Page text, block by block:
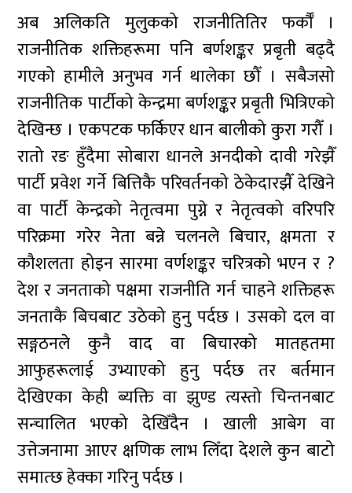
अब अलिकति मुलुकको राजनीतितिर फर्कौँ ।
राजनीतिक शक्तिहरूमा पनि बर्णशङ्कर प्रबृती बढ्दै
गएको हामीले अनुभव गर्न थालेका छौँ । सबैजसो
राजनीतिक पार्टीको केन्द्रमा बर्णशङ्कर प्रबृती भित्रिएको
देखिन्छ । एकपटक फर्किएर धान बालीको कुरा गरौँ ।
रातो रङ हुँदैमा सोबारा धानले अनदीको दावी गरेझैँ
पार्टी प्रवेश गर्ने बित्तिकै परिवर्तनको ठेकेदारझैँ देखिने
वा पार्टी केन्द्रको नेतृत्वमा पुग्ने र नेतृत्वको वरिपरि
परिक्रमा गरेर नेता बन्ने चलनले बिचार, क्षमता र
कौशलता होइन सारमा वर्णशङ्कर चरित्रको भएन र ?
देश र जनताको पक्षमा राजनीति गर्न चाहने शक्तिहरू
जनताकै बिचबाट उठेको हुनु पर्दछ । उसको दल वा
सङ्गठनले कुनै वाद वा बिचारको मातहतमा
आफुहरूलाई उभ्याएको हुनु पर्दछ तर बर्तमान
देखिएका केही ब्यक्ति वा झुण्ड त्यस्तो चिन्तनबाट
सन्चालित भएको देखिँदैन । खाली आबेग वा
उत्तेजनामा आएर क्षणिक लाभ लिँदा देशले कुन बाटो
समात्छ हेक्का गरिनु पर्दछ ।